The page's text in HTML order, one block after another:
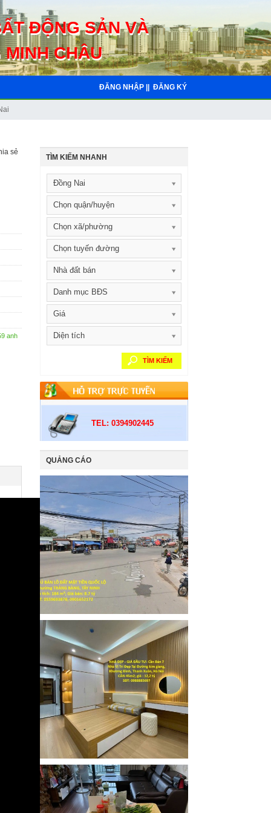
ĐỘNG SẢN VÀ
CHÂU
ĐĂNG NHẬP || ĐĂNG KÝ
sẻ
anh
TÌM KIẾM NHANH
Đồng Nai
Chọn quận/huyện
Chọn xã/phường
Chọn tuyến đường
Nhà đất bán
Danh mục BĐS
Giá
Diện tích
TÌM KIẾM
TEL: 0394902445
QUẢNG CÁO